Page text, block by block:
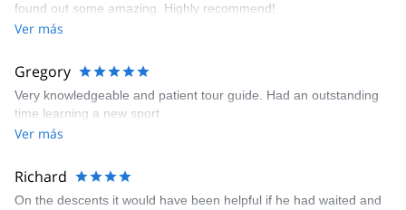
found out some amazing. Highly recommend!
Ver más
Gregory
Very knowledgeable and patient tour guide. Had an outstanding
time learning a new sport
Ver más
Richard
On the descents it would have been helpful if he had waited and